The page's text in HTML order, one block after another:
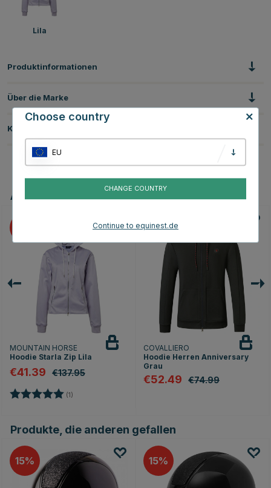
Lila
Produktinformationen
Über die Marke
Kundenbewertungen
Andere Produkte, die Ihnen gefallen könnten
MOUNTAIN HORSE
Hoodie Starla Zip Lila
€41.39 €137.95
Bewertung: (1)
30
COVALLIERO
Hoodie Herren Anniversary
Grau
€52.49 €74.99
Produkte, die anderen gefallen
15 15
Choose country
EU
CHANGE COUNTRY
Continue to equinest.de